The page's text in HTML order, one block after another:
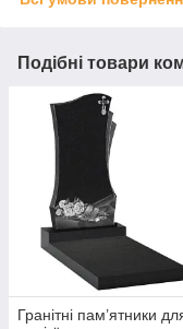
Подібні товари
Гранітні пам’ятники